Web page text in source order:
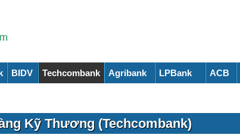
BIDV Techcombank Agribank LPBank ACB
Kỹ Thương (Techcombank)